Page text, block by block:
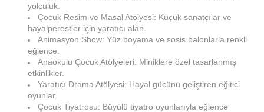
yolculuk.
Çocuk Resim ve Masal Atölyesi: Küçük sanatçılar ve
hayalperestler için yaratıcı alan.
Animasyon Show: Yüz boyama ve sosis balonlarla renkli
eğlence.
Anaokulu Çocuk Atölyeleri: Miniklere özel tasarlanmış
etkinlikler.
Yaratıcı Drama Atölyesi: Hayal gücünü geliştiren eğitici
oyunlar.
Çocuk Tiyatrosu: Büyülü tiyatro oyunlarıyla eğlence